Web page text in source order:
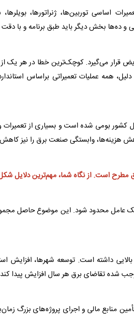
اساسی توربین‌ها، ژنراتورها،
ده‌ها بخش دیگر باید طبق برنامه و با دقت
تعویض قرار می‌گیرد. کوچک‌ترین خطا در هر
همه عملیات تعمیراتی براساس
کشور بومی شده است و بسیاری از
هزینه‌ها، وابستگی صنعت برق را نیز
مطرح است. از نگاه شما، مهم‌ترین دلایل
عامل محدود شود. این موضوع حاصل
داشته است. توسعه شهرها، افزایش
شده تقاضای برق هر سال افزایش پیدا
منابع مالی و اجرای پروژه‌های بزرگ